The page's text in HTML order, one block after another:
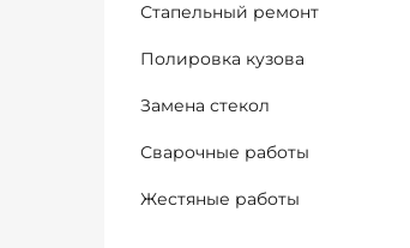
Стапельный ремонт
Полировка кузова
Замена стекол
Сварочные работы
Жестяные работы